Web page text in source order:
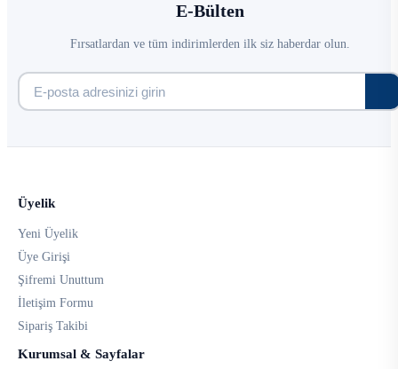
E-Bülten
Fırsatlardan ve tüm indirimlerden ilk siz haberdar olun.
Üyelik
Yeni Üyelik
Üye Girişi
Şifremi Unuttum
İletişim Formu
Sipariş Takibi
Kurumsal & Sayfalar